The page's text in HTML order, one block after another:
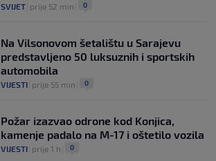
SVIJET prije 52 min 0
Na Vilsonovom šetalištu u Sarajevu
predstavljeno 50 luksuznih i sportskih
automobila
VIJESTI prije 55 min 0
Požar izazvao odrone kod Konjica,
kamenje padalo na M-17 i oštetilo vozila
VIJESTI prije 1 h 0